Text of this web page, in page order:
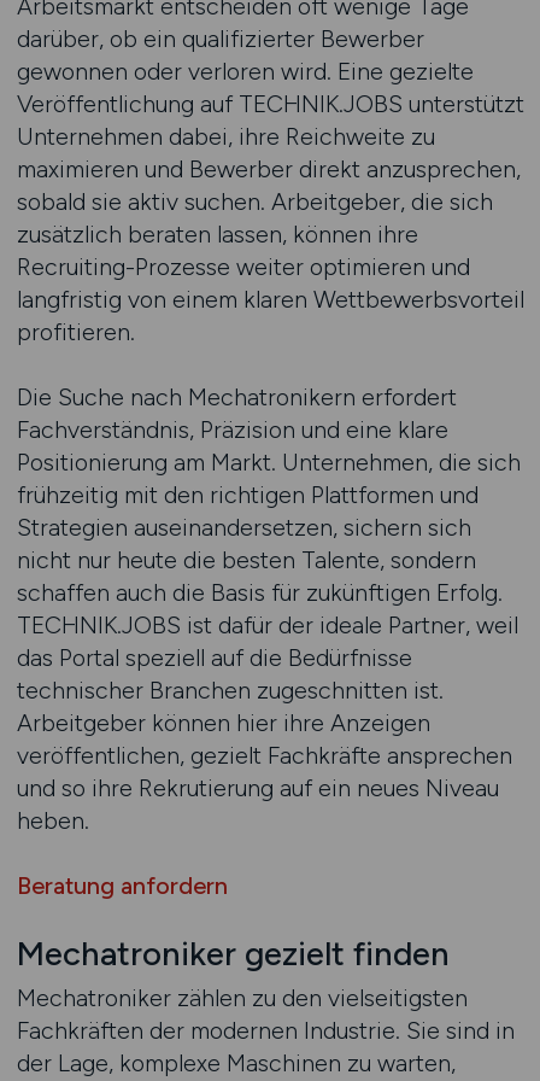
Arbeitsmarkt entscheiden oft wenige Tage
darüber, ob ein qualifizierter Bewerber
gewonnen oder verloren wird. Eine gezielte
Veröffentlichung auf TECHNIK.JOBS unterstützt
Unternehmen dabei, ihre Reichweite zu
maximieren und Bewerber direkt anzusprechen,
sobald sie aktiv suchen. Arbeitgeber, die sich
zusätzlich beraten lassen, können ihre
Recruiting-Prozesse weiter optimieren und
langfristig von einem klaren Wettbewerbsvorteil
profitieren.
Die Suche nach Mechatronikern erfordert
Fachverständnis, Präzision und eine klare
Positionierung am Markt. Unternehmen, die sich
frühzeitig mit den richtigen Plattformen und
Strategien auseinandersetzen, sichern sich
nicht nur heute die besten Talente, sondern
schaffen auch die Basis für zukünftigen Erfolg.
TECHNIK.JOBS ist dafür der ideale Partner, weil
das Portal speziell auf die Bedürfnisse
technischer Branchen zugeschnitten ist.
Arbeitgeber können hier ihre Anzeigen
veröffentlichen, gezielt Fachkräfte ansprechen
und so ihre Rekrutierung auf ein neues Niveau
heben.
Beratung anfordern
Mechatroniker gezielt finden
Mechatroniker zählen zu den vielseitigsten
Fachkräften der modernen Industrie. Sie sind in
der Lage, komplexe Maschinen zu warten,